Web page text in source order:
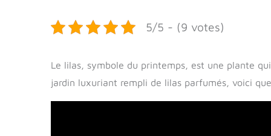
5/5 - (9 votes)
Le lilas, symbole du printemps, est une plante
jardin luxuriant rempli de lilas parfumés, voici